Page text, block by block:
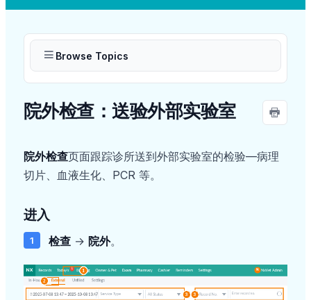
Browse Topics
院外检查：送验外部实验室
院外检查页面跟踪诊所送到外部实验室的检验—病理
切片、血液生化、PCR 等。
进入
检查 → 院外。